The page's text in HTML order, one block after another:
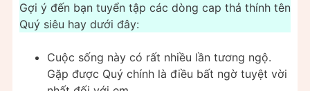
Gợi ý đến bạn tuyển tập các dòng cap thả thính tên
Quý siêu hay dưới đây:
Cuộc sống này có rất nhiều lần tương ngộ.
Gặp được Quý chính là điều bất ngờ tuyệt vời